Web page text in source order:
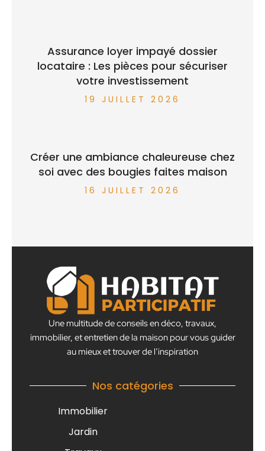
Assurance loyer impayé dossier
locataire : Les pièces pour sécuriser
votre investissement
19 JUILLET 2026
Créer une ambiance chaleureuse chez
soi avec des bougies faites maison
16 JUILLET 2026
Une multitude de conseils en déco, travaux,
immobilier, et entretien de la maison pour vous guider
au mieux et trouver de l’inspiration
Nos catégories
Immobilier
Jardin